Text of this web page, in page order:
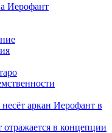
Иерофант
аркан Иерофант в
в концепции